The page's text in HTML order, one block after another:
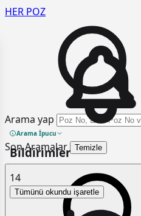
HER POZ
Arama yap
Arama İpucu
Son Aramalar Temizle
Bildirimler
14
Tümünü okundu işaretle